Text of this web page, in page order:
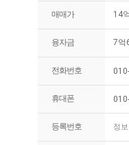
매매가 14
융자금 7억
전화번호
휴대폰
등록번호 정